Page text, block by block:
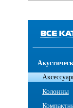
ВСЕ
Колонны